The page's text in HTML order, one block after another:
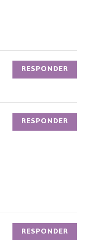
RESPONDER
RESPONDER
RESPONDER